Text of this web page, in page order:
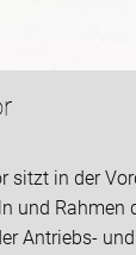
sitzt in der
und Rahmen
Antriebs-